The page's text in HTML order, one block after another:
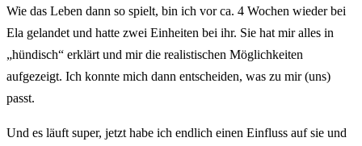
Wie das Leben dann so spielt, bin ich vor ca. 4 Wochen wieder bei
Ela gelandet und hatte zwei Einheiten bei ihr. Sie hat mir alles in
„hündisch“ erklärt und mir die realistischen Möglichkeiten
aufgezeigt. Ich konnte mich dann entscheiden, was zu mir (uns)
passt.
Und es läuft super, jetzt habe ich endlich einen Einfluss auf sie und